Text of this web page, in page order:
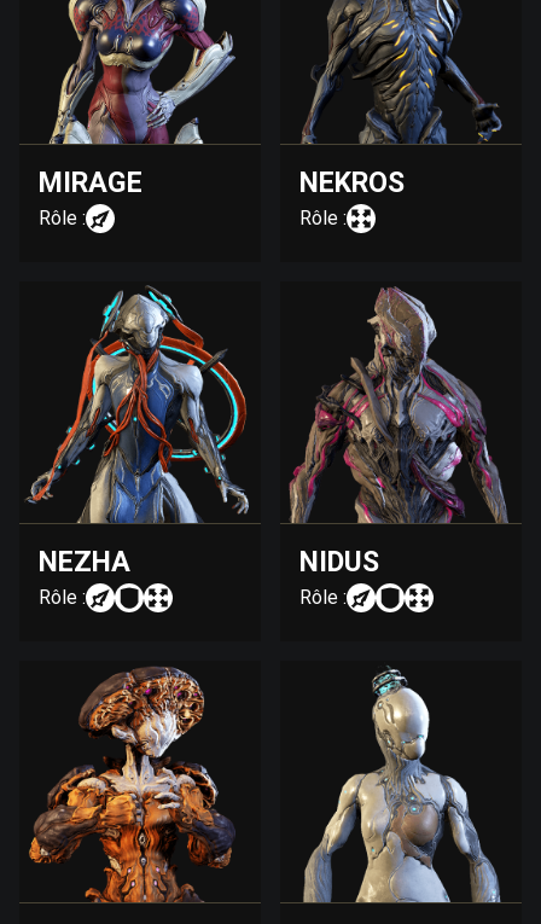
MIRAGE
Rôle :
NEKROS
Rôle :
NEZHA
Rôle :
NIDUS
Rôle :